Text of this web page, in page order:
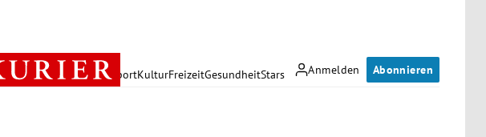
Anmelden Abonnieren
PolitikWirtschaft SportKulturFreizeitGesundheitStars